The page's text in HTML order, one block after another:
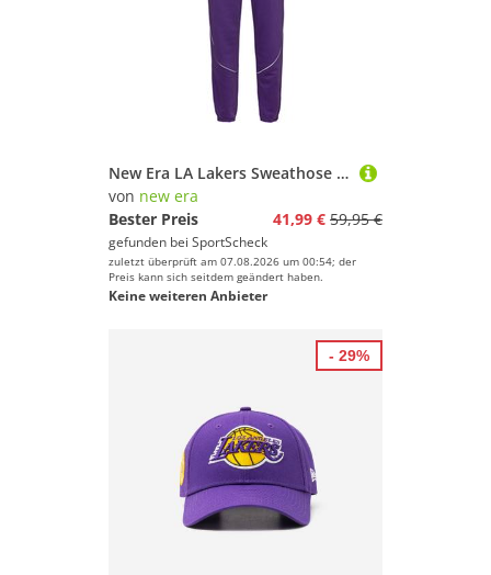
New Era LA Lakers Sweathose Herren
von new era
Bester Preis
41,99 € 59,95 €
gefunden bei SportScheck
zuletzt überprüft am 07.08.2026 um 00:54; der
Preis kann sich seitdem geändert haben.
Keine weiteren Anbieter
- 29%